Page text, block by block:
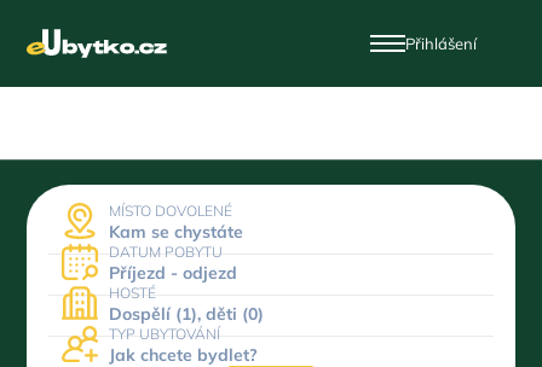
Přihlášení
MÍSTO DOVOLENÉ
Kam se chystáte
DATUM POBYTU
Příjezd - odjezd
HOSTÉ
Dospělí (1), děti (0)
TYP UBYTOVÁNÍ
Jak chcete bydlet?